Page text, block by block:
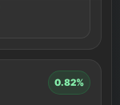
0.82%